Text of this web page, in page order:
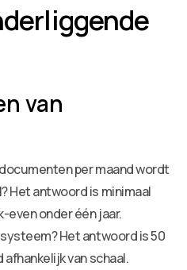
van
per maand wordt
Het antwoord is minimaal
even onder één jaar.
Het antwoord is 50
van schaal.